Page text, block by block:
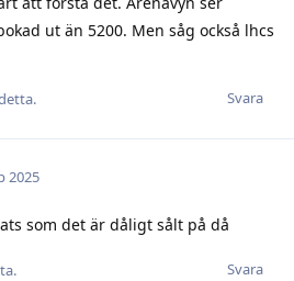
ut än 5200. Men såg också lhcs
Svara
2025
som det är dåligt sålt på då
Svara